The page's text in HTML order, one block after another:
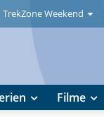
TrekZone Weekend
Filme